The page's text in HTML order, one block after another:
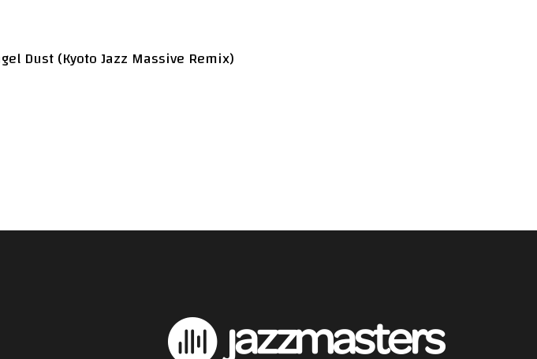
Dust (Kyoto Jazz Massive Remix)